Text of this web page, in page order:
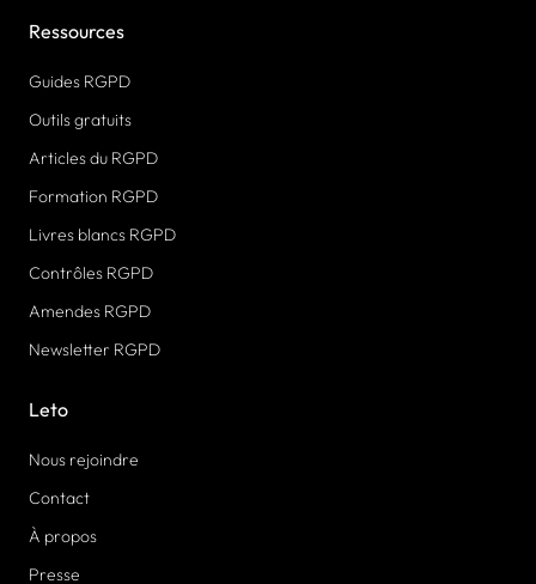
Ressources
Guides RGPD
Outils gratuits
Articles du RGPD
Formation RGPD
Livres blancs RGPD
Contrôles RGPD
Amendes RGPD
Newsletter RGPD
Leto
Nous rejoindre
Contact
À propos
Presse